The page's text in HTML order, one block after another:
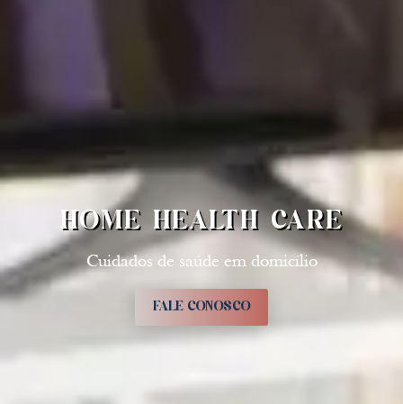
HOME HEALTH CARE
Cuidados de saúde em domicílio
FALE CONOSCO